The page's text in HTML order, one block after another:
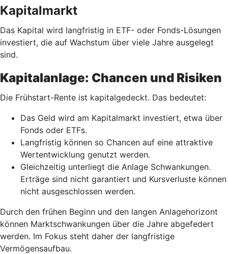
Kapitalmarkt
Das Kapital wird langfristig in ETF- oder Fonds-Lösungen
investiert, die auf Wachstum über viele Jahre ausgelegt
sind.
Kapitalanlage: Chancen und Risiken
Die Frühstart-Rente ist kapitalgedeckt. Das bedeutet:
Das Geld wird am Kapitalmarkt investiert, etwa über
Fonds oder ETFs.
Langfristig können so Chancen auf eine attraktive
Wertentwicklung genutzt werden.
Gleichzeitig unterliegt die Anlage Schwankungen.
Erträge sind nicht garantiert und Kursverluste können
nicht ausgeschlossen werden.
Durch den frühen Beginn und den langen Anlagehorizont
können Marktschwankungen über die Jahre abgefedert
werden. Im Fokus steht daher der langfristige
Vermögensaufbau.